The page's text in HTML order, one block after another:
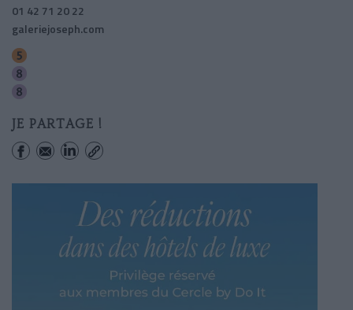
01 42 71 20 22
galeriejoseph.com
JE PARTAGE !